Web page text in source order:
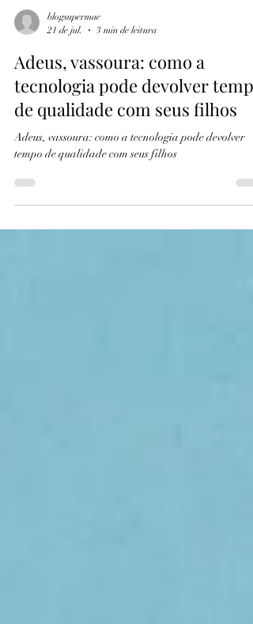
21 de jul.
3 min de leitura
Adeus, vassoura: como a
tecnologia pode devolver tempo
de qualidade com seus filhos
tempo de qualidade com seus filhos